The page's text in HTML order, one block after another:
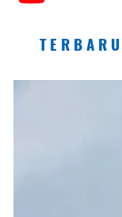
T E R B A R U